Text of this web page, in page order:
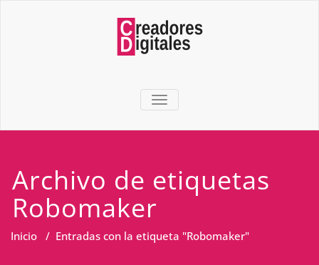
TOGGLE NAVIGATION
Archivo de etiquetas
Robomaker
Inicio / Entradas con la etiqueta "Robomaker"